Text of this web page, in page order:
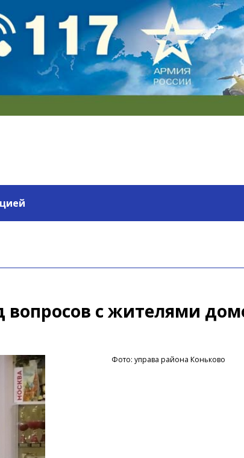
вопросов с жителями
Фото: управа района Коньково